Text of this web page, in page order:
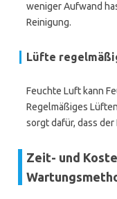
weniger Aufwand
Reinigung.
Lüfte
Feuchte Luft kann
Regelmäßiges
sorgt dafür, dass
Zeit- und